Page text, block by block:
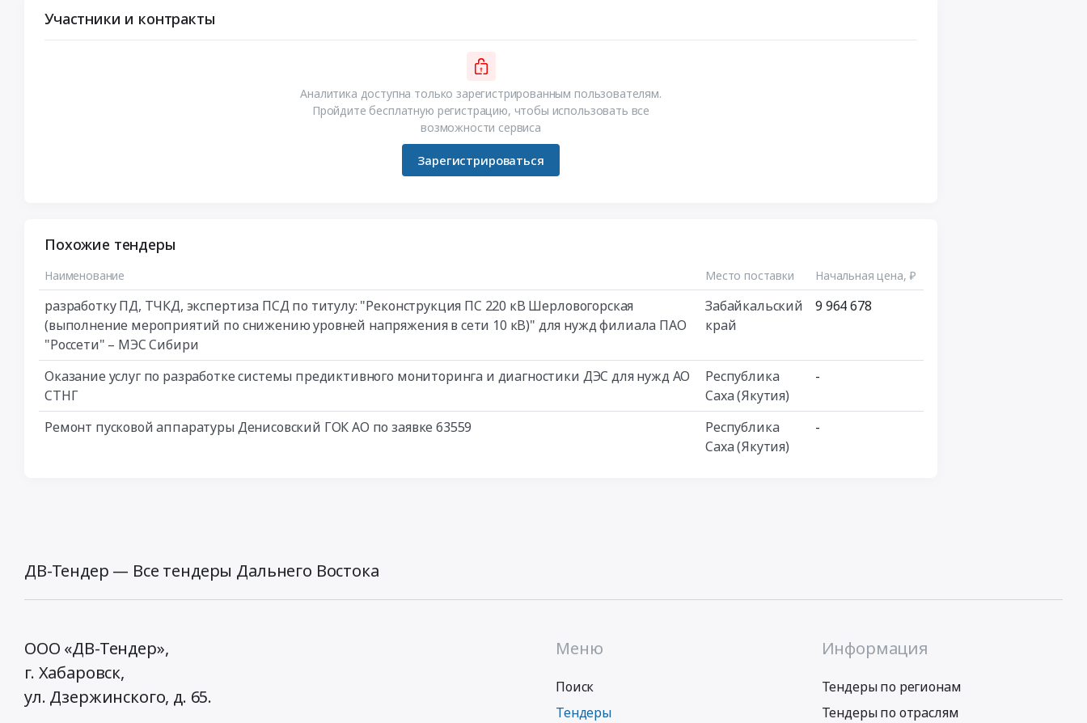
Участники и контракты
Аналитика доступна только зарегистрированным пользователям.
Пройдите бесплатную регистрацию, чтобы использовать все
возможности сервиса
Зарегистрироваться
Похожие тендеры
Наименование Место поставки Начальная цена, ₽
разработку ПД, ТЧКД, экспертиза ПСД по титулу: "Реконструкция ПС 220 кВ Шерловогорская
(выполнение мероприятий по снижению уровней напряжения в сети 10 кВ)" для нужд филиала ПАО
"Россети" – МЭС Сибири
Забайкальский
край
9 964 678
Оказание услуг по разработке системы предиктивного мониторинга и диагностики ДЭС для нужд АО
СТНГ
Республика
Саха (Якутия)
-
Ремонт пусковой аппаратуры Денисовский ГОК АО по заявке 63559
Республика
Саха (Якутия)
-
ДВ-Тендер — Все тендеры Дальнего Востока
ООО «ДВ-Тендер»,
г. Хабаровск,
ул. Дзержинского, д. 65.
Меню
Поиск
Тендеры
Информация
Тендеры по регионам
Тендеры по отраслям